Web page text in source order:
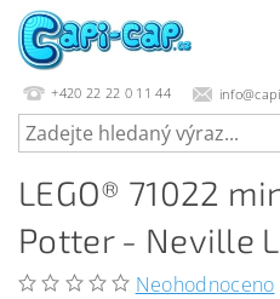
+420 22 22 0 11 44
LEGO® 71022
Potter - Neville
Neohodnoceno